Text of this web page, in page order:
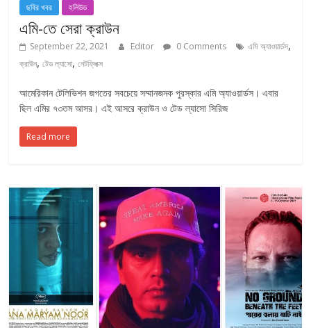
ছবির খবর হলিউড
এমি-তে সেরা ক্রাউন
September 22, 2021 Editor 0 Comments এমি অ্যাওয়ার্ডস,
ক্রাউন,টেড ল্যাসো,নেটফ্লিক্স
আমেরিকান টেলিভিশন জগতের সবচেয়ে সম্মানজনক পুরস্কার এমি অ্যাওয়ার্ডস। এবার
ছিল এমির ৭৩তম আসর। এই আসরে ক্রাউন ও টেড ল্যাসো সিরিজ
Read more